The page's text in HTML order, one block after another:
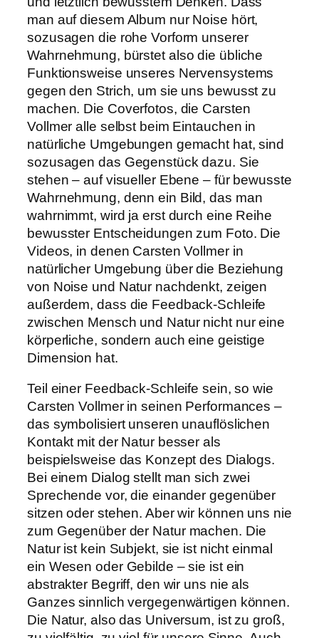
man auf diesem Album nur Noise hört,
sozusagen die rohe Vorform unserer
Wahrnehmung, bürstet also die übliche
Funktionsweise unseres Nervensystems
gegen den Strich, um sie uns bewusst zu
machen. Die Coverfotos, die Carsten
Vollmer alle selbst beim Eintauchen in
natürliche Umgebungen gemacht hat, sind
sozusagen das Gegenstück dazu. Sie
stehen – auf visueller Ebene – für bewusste
Wahrnehmung, denn ein Bild, das man
wahrnimmt, wird ja erst durch eine Reihe
bewusster Entscheidungen zum Foto. Die
Videos, in denen Carsten Vollmer in
natürlicher Umgebung über die Beziehung
von Noise und Natur nachdenkt, zeigen
außerdem, dass die Feedback-Schleife
zwischen Mensch und Natur nicht nur eine
körperliche, sondern auch eine geistige
Dimension hat.
Teil einer Feedback-Schleife sein, so wie
Carsten Vollmer in seinen Performances –
das symbolisiert unseren unauflöslichen
Kontakt mit der Natur besser als
beispielsweise das Konzept des Dialogs.
Bei einem Dialog stellt man sich zwei
Sprechende vor, die einander gegenüber
sitzen oder stehen. Aber wir können uns nie
zum Gegenüber der Natur machen. Die
Natur ist kein Subjekt, sie ist nicht einmal
ein Wesen oder Gebilde – sie ist ein
abstrakter Begriff, den wir uns nie als
Ganzes sinnlich vergegenwärtigen können.
Die Natur, also das Universum, ist zu groß,